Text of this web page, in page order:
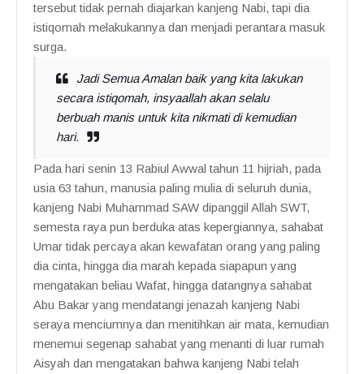
tersebut tidak pernah diajarkan kanjeng Nabi, tapi dia
istiqomah melakukannya dan menjadi perantara masuk
surga.
Jadi Semua Amalan baik yang kita lakukan
secara istiqomah, insyaallah akan selalu
berbuah manis untuk kita nikmati di kemudian
hari.
Pada hari senin 13 Rabiul Awwal tahun 11 hijriah, pada
usia 63 tahun, manusia paling mulia di seluruh dunia,
kanjeng Nabi Muhammad SAW dipanggil Allah SWT,
semesta raya pun berduka atas kepergiannya, sahabat
Umar tidak percaya akan kewafatan orang yang paling
dia cinta, hingga dia marah kepada siapapun yang
mengatakan beliau Wafat, hingga datangnya sahabat
Abu Bakar yang mendatangi jenazah kanjeng Nabi
seraya menciumnya dan menitihkan air mata, kemudian
menemui segenap sahabat yang menanti di luar rumah
Aisyah dan mengatakan bahwa kanjeng Nabi telah